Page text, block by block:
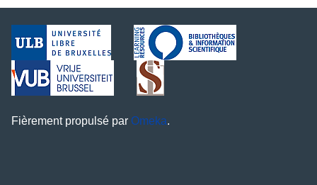
Fièrement propulsé par Omeka.